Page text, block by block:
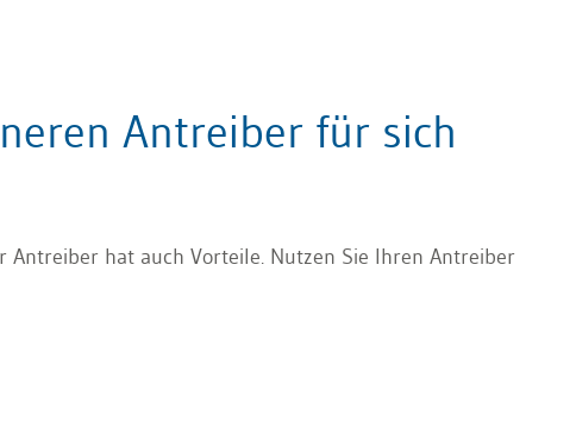
Antreiber für sich
hat auch Vorteile. Nutzen Sie Ihren Antreiber